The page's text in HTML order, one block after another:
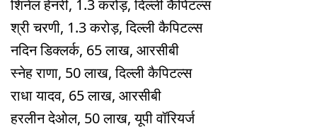
श‍िनेल हेनरी, 1.3 करोड़, दिल्ली कैपिटल्स
श्री चरणी, 1.3 करोड़, दिल्ली कैपिटल्स
नदिन ड‍िक्लर्क, 65 लाख, आरसीबी
स्नेह राणा, 50 लाख, दिल्ली कैपिटल्स
राधा यादव, 65 लाख, आरसीबी
हरलीन देओल, 50 लाख, यूपी वॉरियर्ज